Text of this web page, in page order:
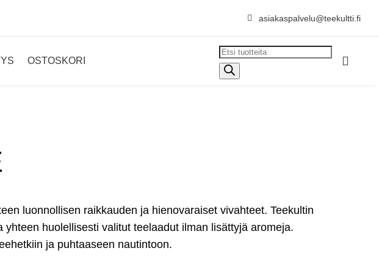
 asiakaspalvelu@teekultti.fi
OSTOSKORI
Products
search

luonnollisen raikkauden ja hienovaraiset vivahteet. Teekultin
huolellisesti valitut teelaadut ilman lisättyjä aromeja.
ja puhtaaseen nautintoon.